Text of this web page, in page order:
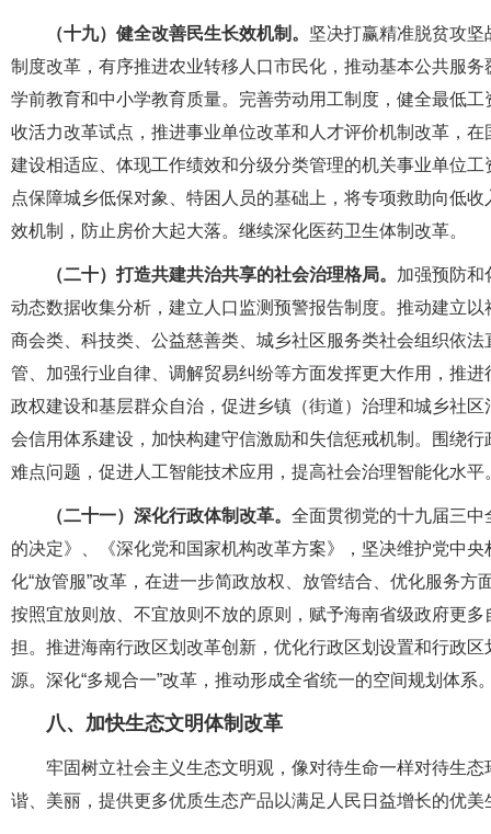
（十九）健全改善民生长效机制。 坚决打赢精准脱贫攻
制度改革，有序推进农业转移人口市民化，推动基本公共服
学前教育和中小学教育质量。完善劳动用工制度，健全最低
收活力改革试点，推进事业单位改革和人才评价机制改革，
建设相适应、体现工作绩效和分级分类管理的机关事业单位
点保障城乡低保对象、特困人员的基础上，将专项救助向低
效机制，防止房价大起大落。继续深化医药卫生体制改革。
（二十）打造共建共治共享的社会治理格局。 加强预防和
动态数据收集分析，建立人口监测预警报告制度。推动建立
商会类、科技类、公益慈善类、城乡社区服务类社会组织依
管、加强行业自律、调解贸易纠纷等方面发挥更大作用，推
政权建设和基层群众自治，促进乡镇（街道）治理和城乡社
会信用体系建设，加快构建守信激励和失信惩戒机制。围绕
难点问题，促进人工智能技术应用，提高社会治理智能化水平
（二十一）深化行政体制改革。 全面贯彻党的十九届三
的决定》、《深化党和国家机构改革方案》，坚决维护党中
化“放管服”改革，在进一步简政放权、放管结合、优化服务
按照宜放则放、不宜放则不放的原则，赋予海南省级政府更
担。推进海南行政区划改革创新，优化行政区划设置和行政
源。深化“多规合一”改革，推动形成全省统一的空间规划体
八、加快生态文明体制改革
牢固树立社会主义生态文明观，像对待生命一样对待生
谐、美丽，提供更多优质生态产品以满足人民日益增长的优